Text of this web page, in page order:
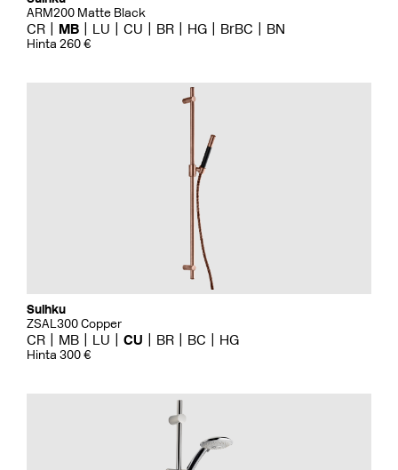
ARM200 Matte Black
CR MB LU CU BR HG BrBC BN
Hinta 260 €
Suihku
ZSAL300 Copper
CR MB LU CU BR BC HG
Hinta 300 €